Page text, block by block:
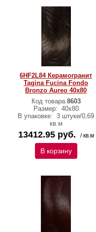
6HF2L84 Керамогранит
Tagina Fucina Fondo
Bronzo Aureo 40x80
Код товара:8603
Размер: 40x80
В упаковке: 3 штуки/0,69
кв.м
13412.95 руб. / кв.м
В корзину